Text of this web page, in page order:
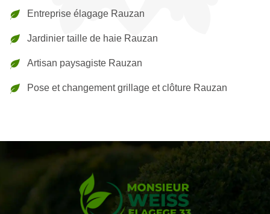
Entreprise élagage Rauzan
Jardinier taille de haie Rauzan
Artisan paysagiste Rauzan
Pose et changement grillage et clôture Rauzan